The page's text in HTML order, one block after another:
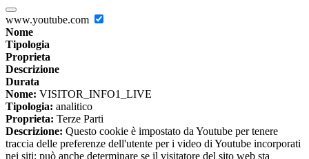
www.youtube.com
Nome
Tipologia
Proprieta
Descrizione
Durata
Nome: VISITOR_INFO1_LIVE
Tipologia: analitico
Proprieta: Terze Parti
Descrizione: Questo cookie è impostato da Youtube per tenere
traccia delle preferenze dell'utente per i video di Youtube incorporati
nei siti; può anche determinare se il visitatore del sito web sta